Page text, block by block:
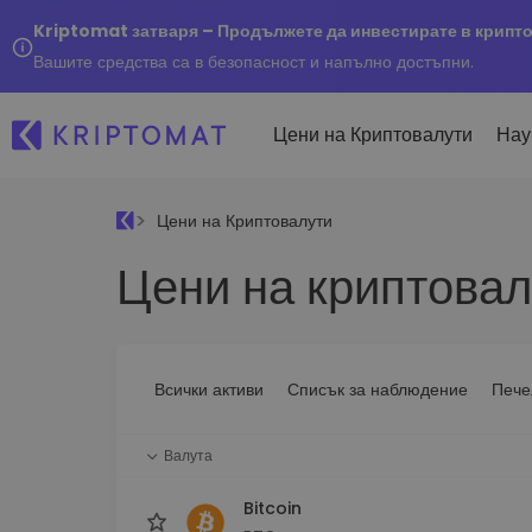
Kriptomat затваря – Продължете да инвестирате в
Вашите средства са в безопасност и напълно достъпни.
Цени на Криптовалути
Всички цени
Над 300+ криптовалути
инвестиране
Купуване и
криптовалута
Над 1 000 опции за
Цени на Криптовалути
Цени на
Всички активи Списък за наблюдение
Валута
Bitcoin